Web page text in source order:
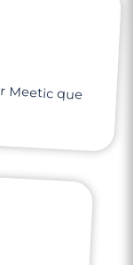
Meetic que